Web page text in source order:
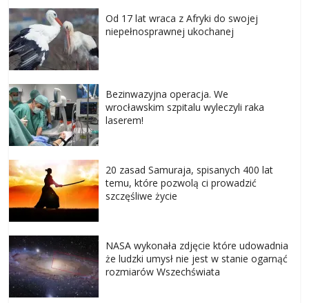
Od 17 lat wraca z Afryki do swojej
niepełnosprawnej ukochanej
Bezinwazyjna operacja. We
wrocławskim szpitalu wyleczyli raka
laserem!
20 zasad Samuraja, spisanych 400 lat
temu, które pozwolą ci prowadzić
szczęśliwe życie
NASA wykonała zdjęcie które udowadnia
że ludzki umysł nie jest w stanie ogarnąć
rozmiarów Wszechświata